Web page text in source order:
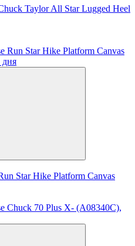
Taylor All Star Lugged Heel
Star Hike Platform Canvas